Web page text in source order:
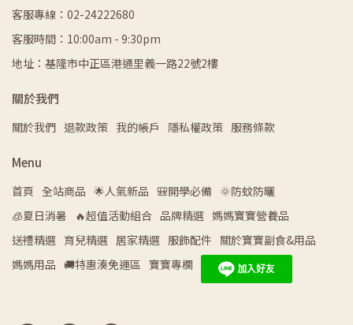
客服專線：02-24222680
客服時間：10:00am - 9:30pm
地址：基隆市中正區港通里義一路22號2樓
關於我們
關於我們 退款政策 我的帳戶 隱私權政策 服務條款
Menu
首頁 全站商品 🌟人氣新品 🎒開學必備 🌞防蚊防曬
🧊夏日消暑
🔥超值活動組合 品牌精選 媽媽寶寶營養品
送禮精選 育兒精選 居家精選 服飾配件 關於寶寶副食&用品
媽媽用品 🚚特惠湊免運區 寶寶專欄